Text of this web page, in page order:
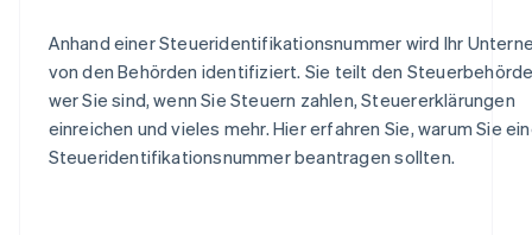
Anhand einer Steueridentifikationsnummer wird Ihr
von den Behörden identifiziert. Sie teilt den
wer Sie sind, wenn Sie Steuern zahlen, Steuererklärungen
einreichen und vieles mehr. Hier erfahren Sie, warum Sie
Steueridentifikationsnummer beantragen sollten.